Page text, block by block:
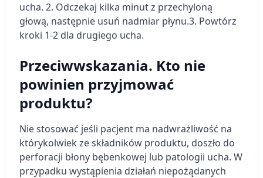
ucha. 2. Odczekaj kilka minut z przechyloną
głową, następnie usuń nadmiar płynu.3. Powtórz
kroki 1-2 dla drugiego ucha.
Przeciwwskazania. Kto nie
powinien przyjmować
produktu?
Nie stosować jeśli pacjent ma nadwrażliwość na
którykolwiek ze składników produktu, doszło do
perforacji błony bębenkowej lub patologii ucha. W
przypadku wystąpienia działań niepożądanych
Tworzenie profili w celu
spersonalizowanych reklam
Tworzenie profili w celu personalizacji treści
Wykorzystywanie profili w celu doboru
spersonalizowanych treści
Pomiar efektywności reklam
Pomiar efektywności treści